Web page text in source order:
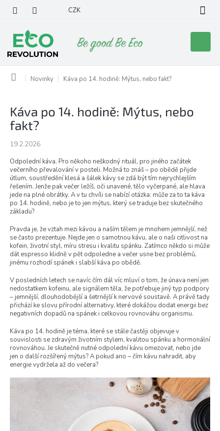
obsah
CZK
košík
Domů Novinky Káva po 14. hodině: Mýtus, nebo fakt?
Káva po 14. hodině: Mýtus, nebo
fakt?
19.2.2026
Odpolední káva. Pro někoho neškodný rituál, pro jiného začátek
večerního převalování v posteli. Možná to znáš – po obědě přijde
útlum, soustředění klesá a šálek kávy se zdá být tím nejrychlejším
řešením. Jenže pak večer ležíš, oči unavené, tělo vyčerpané, ale hlava
jede na plné obrátky. A v tu chvíli se nabízí otázka: může za to ta káva
po 14. hodině, nebo je to jen mýtus, který se traduje bez skutečného
základu?
Pravda je, že vztah mezi kávou a naším tělem je mnohem jemnější, než
se často prezentuje. Nejde jen o samotnou kávu, ale o naši citlivost na
kofein, životní styl, míru stresu i kvalitu spánku. Zatímco někdo si může
dát espresso klidně v pět odpoledne a večer usne bez problémů,
jinému rozhodí spánek i slabší káva po obědě.
V posledních letech se navíc čím dál víc mluví o tom, že únava není jen
nedostatkem kofeinu, ale signálem těla, že potřebuje jiný typ podpory
– jemnější, dlouhodobější a šetrnější k nervové soustavě. A právě tady
přichází ke slovu přírodní alternativy, které dokážou dodat energii bez
negativních dopadů na spánek i celkovou rovnováhu organismu.
Káva po 14. hodině je téma, které se stále častěji objevuje v
souvislosti se zdravým životním stylem, kvalitou spánku a hormonální
rovnováhou. Je skutečně nutné odpolední kávu omezovat, nebo jde
jen o další rozšířený mýtus? A pokud ano – čím kávu nahradit, aby
energie vydržela až do večera?